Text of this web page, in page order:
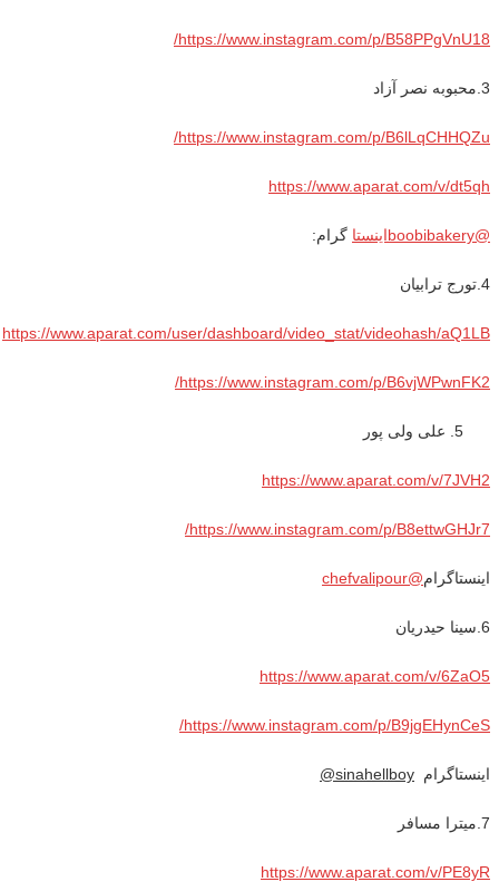
https://www.instagram.com/p/B58PPgVnU18/
3.محبوبه نصر آزاد
https://www.instagram.com/p/B6lLqCHHQZu/
https://www.aparat.com/v/dt5qh
@boobibakeryاینستا گرام:
4.تورج ترابیان
https://www.aparat.com/user/dashboard/video_stat/videohash/aQ1LB
https://www.instagram.com/p/B6vjWPwnFK2/
علی ولی پور
https://www.aparat.com/v/7JVH2
https://www.instagram.com/p/B8ettwGHJr7/
اینستاگرام@chefvalipour
6.سینا حیدریان
https://www.aparat.com/v/6ZaO5
https://www.instagram.com/p/B9jgEHynCeS/
اینستاگرام sinahellboy
@
7.میترا مسافر
https://www.aparat.com/v/PE8yR